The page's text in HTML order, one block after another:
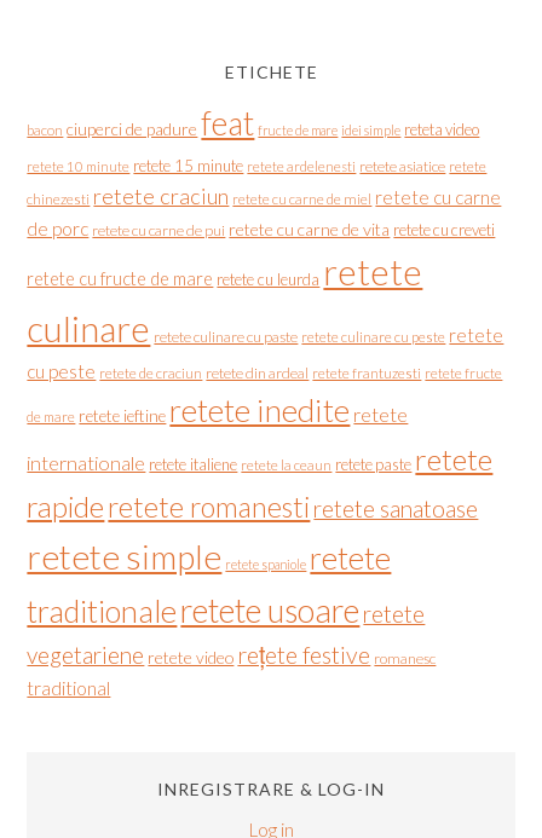
ETICHETE
bacon ciuperci de padure feat fructe de mare idei simple reteta video
retete 10 minute retete 15 minute retete ardelenesti retete asiatice retete
chinezesti retete craciun retete cu carne de miel retete cu carne
de porc retete cu carne de pui retete cu carne de vita retete cu creveti
retete cu fructe de mare retete cu leurda retete
culinare retete culinare cu paste retete culinare cu peste retete
cu peste retete de craciun retete din ardeal retete frantuzesti retete fructe
de mare retete ieftine retete inedite retete
internationale retete italiene retete la ceaun retete paste retete
rapideretete romanesti retete sanatoase
retete simple retete spaniole retete
traditionaleretete usoare retete
vegetariene retete video rețete festive romanesc
traditional
INREGISTRARE & LOG-IN
Log in